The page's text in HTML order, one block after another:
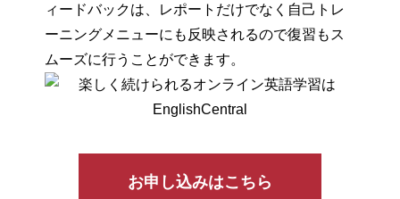
ィードバックは、レポートだけでなく自己トレ
ーニングメニューにも反映されるので復習もス
ムーズに行うことができます。
お申し込みはこちら